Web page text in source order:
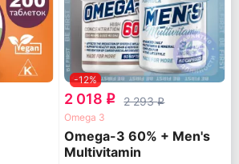
-12%
2 018 q 2 293q
Omega 3
Omega-3 60% + Men's
Multivitamin